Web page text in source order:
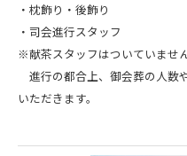
・枕飾り・後飾り
​・司会進行スタッフ
※献茶スタッフはついていません
進行の都合上、御会葬の人数
いただきます。